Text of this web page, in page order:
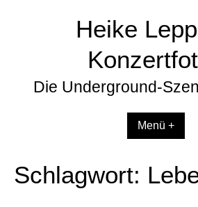
Heike
Die Underground-
Menü +
Schlagwort: